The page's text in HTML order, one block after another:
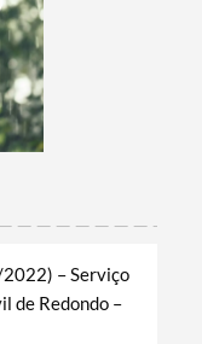
– Serviço
de Redondo –